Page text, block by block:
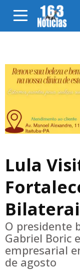
Lula
O presidente
Gabriel Boric
empresarial
de agosto